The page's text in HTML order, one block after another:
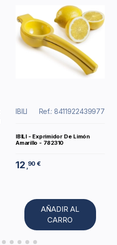
IBILI Ref.: 8411922439977
IBILI - Exprimidor De Limón
Amarillo - 782310
12 ,90 €
AÑADIR AL
CARRO